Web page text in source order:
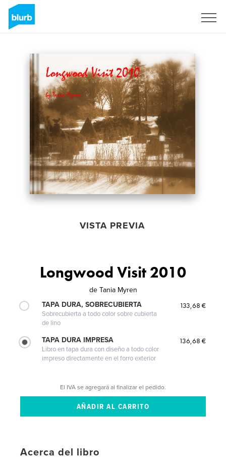
VISTA PREVIA
Longwood Visit 2010
de Tania Myren
TAPA DURA, SOBRECUBIERTA
Sobrecubierta a todo color sobre cubierta
de lino
133,68 €
TAPA DURA IMPRESA
Libro en tapa dura con diseño a todo color
impreso directamente en el forro exterior
136,68 €
El IVA se agregará al finalizar el pedido.
Acerca del libro